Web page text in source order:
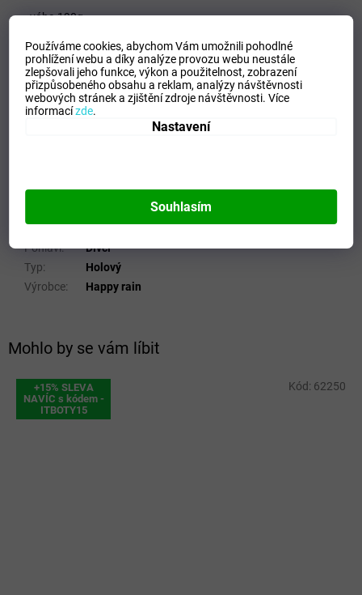
Používáme cookies, abychom Vám umožnili pohodlné
prohlížení webu a díky analýze provozu webu neustále
zlepšovali jeho funkce, výkon a použitelnost,zobrazení
přizpůsobeného obsahu a reklam, analýzy návštěvnosti
webových stránek a zjištění zdroje návštěvnosti.Více
informacízde.
Nastavení
Souhlasím
Mohlo by se vám líbit
+15% SLEVA
NAVÍC s kódem -
ITBOTY15
Kód: 62250
- váha 190g
- průměr střechy 70cm
- plastová rukojeť
Potah: Polyester
Hmotnost:
0.19 kg
4012428485600
Barva:
Modrá
Pohlaví:
Dívčí
Typ:
Holový
Výrobce: Happy rain